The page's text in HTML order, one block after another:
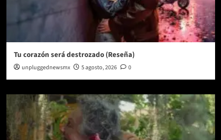
Tu corazón será destrozado (Reseña)
unpluggednewsmx 5 agosto, 2026 0